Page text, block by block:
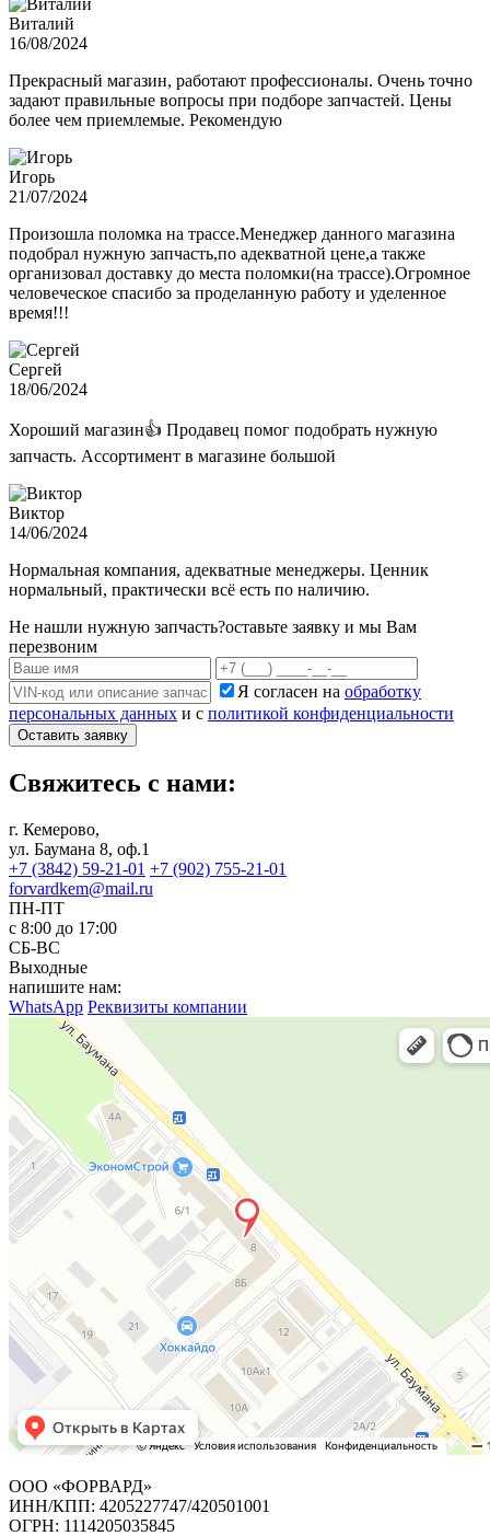
Виталий
16/08/2024
Прекрасный магазин, работают профессионалы. Очень точно
задают правильные вопросы при подборе запчастей. Цены
более чем приемлемые. Рекомендую
Игорь
21/07/2024
Произошла поломка на трассе.Менеджер данного магазина
подобрал нужную запчасть,по адекватной цене,а также
организовал доставку до места поломки(на трассе).Огромное
человеческое спасибо за проделанную работу и уделенное
время!!!
Сергей
18/06/2024
Хороший магазин👍 Продавец помог подобрать нужную
запчасть. Ассортимент в магазине большой
Виктор
14/06/2024
Нормальная компания, адекватные менеджеры. Ценник
нормальный, практически всё есть по наличию.
Не нашли нужную запчасть?оставьте заявку и мы Вам
перезвоним
Я согласен на обработку
персональных данных и с политикой конфиденциальности
Оставить заявку
Свяжитесь с нами:
г. Кемерово,
ул. Баумана 8, оф.1
+7 (3842) 59-21-01 +7 (902) 755-21-01
forvardkem@mail.ru
ПН-ПТ
с 8:00 до 17:00
СБ-ВС
Выходные
напишите нам:
WhatsApp Реквизиты компании
ООО «ФОРВАРД»
ИНН/КПП: 4205227747/420501001
ОГРН: 1114205035845